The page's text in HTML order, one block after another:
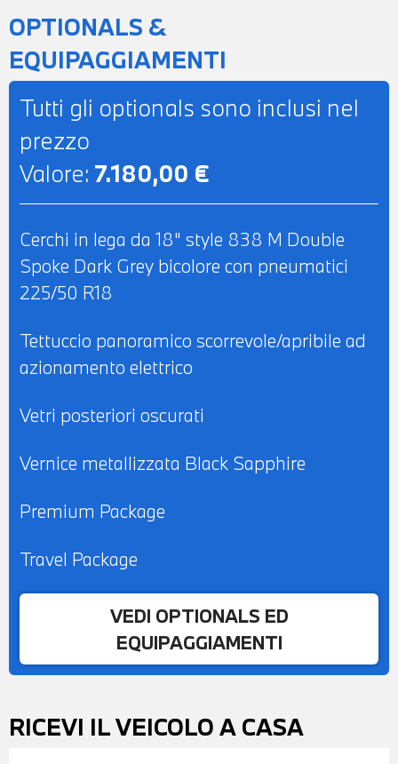
AUTOMATICO BIZONA - BRACCIOLO
CENTRALE ANTERIORE - RETROVISORE
INTERNO AUTOANABBAGLIANTE -
PERMUTA - POSSIBILITA' DI
FINANZIAMENTO ANCHE PER L'INTERO
IMPORTO
OPTIONALS &
EQUIPAGGIAMENTI
Tutti gli optionals sono inclusi nel
prezzo
Valore: 7.180,00 €
Cerchi in lega da 18" style 838 M Double
Spoke Dark Grey bicolore con pneumatici
225/50 R18
Tettuccio panoramico scorrevole/apribile ad
azionamento elettrico
Vetri posteriori oscurati
Vernice metallizzata Black Sapphire
Premium Package
Travel Package
VEDI OPTIONALS ED
EQUIPAGGIAMENTI
RICEVI IL VEICOLO A CASA